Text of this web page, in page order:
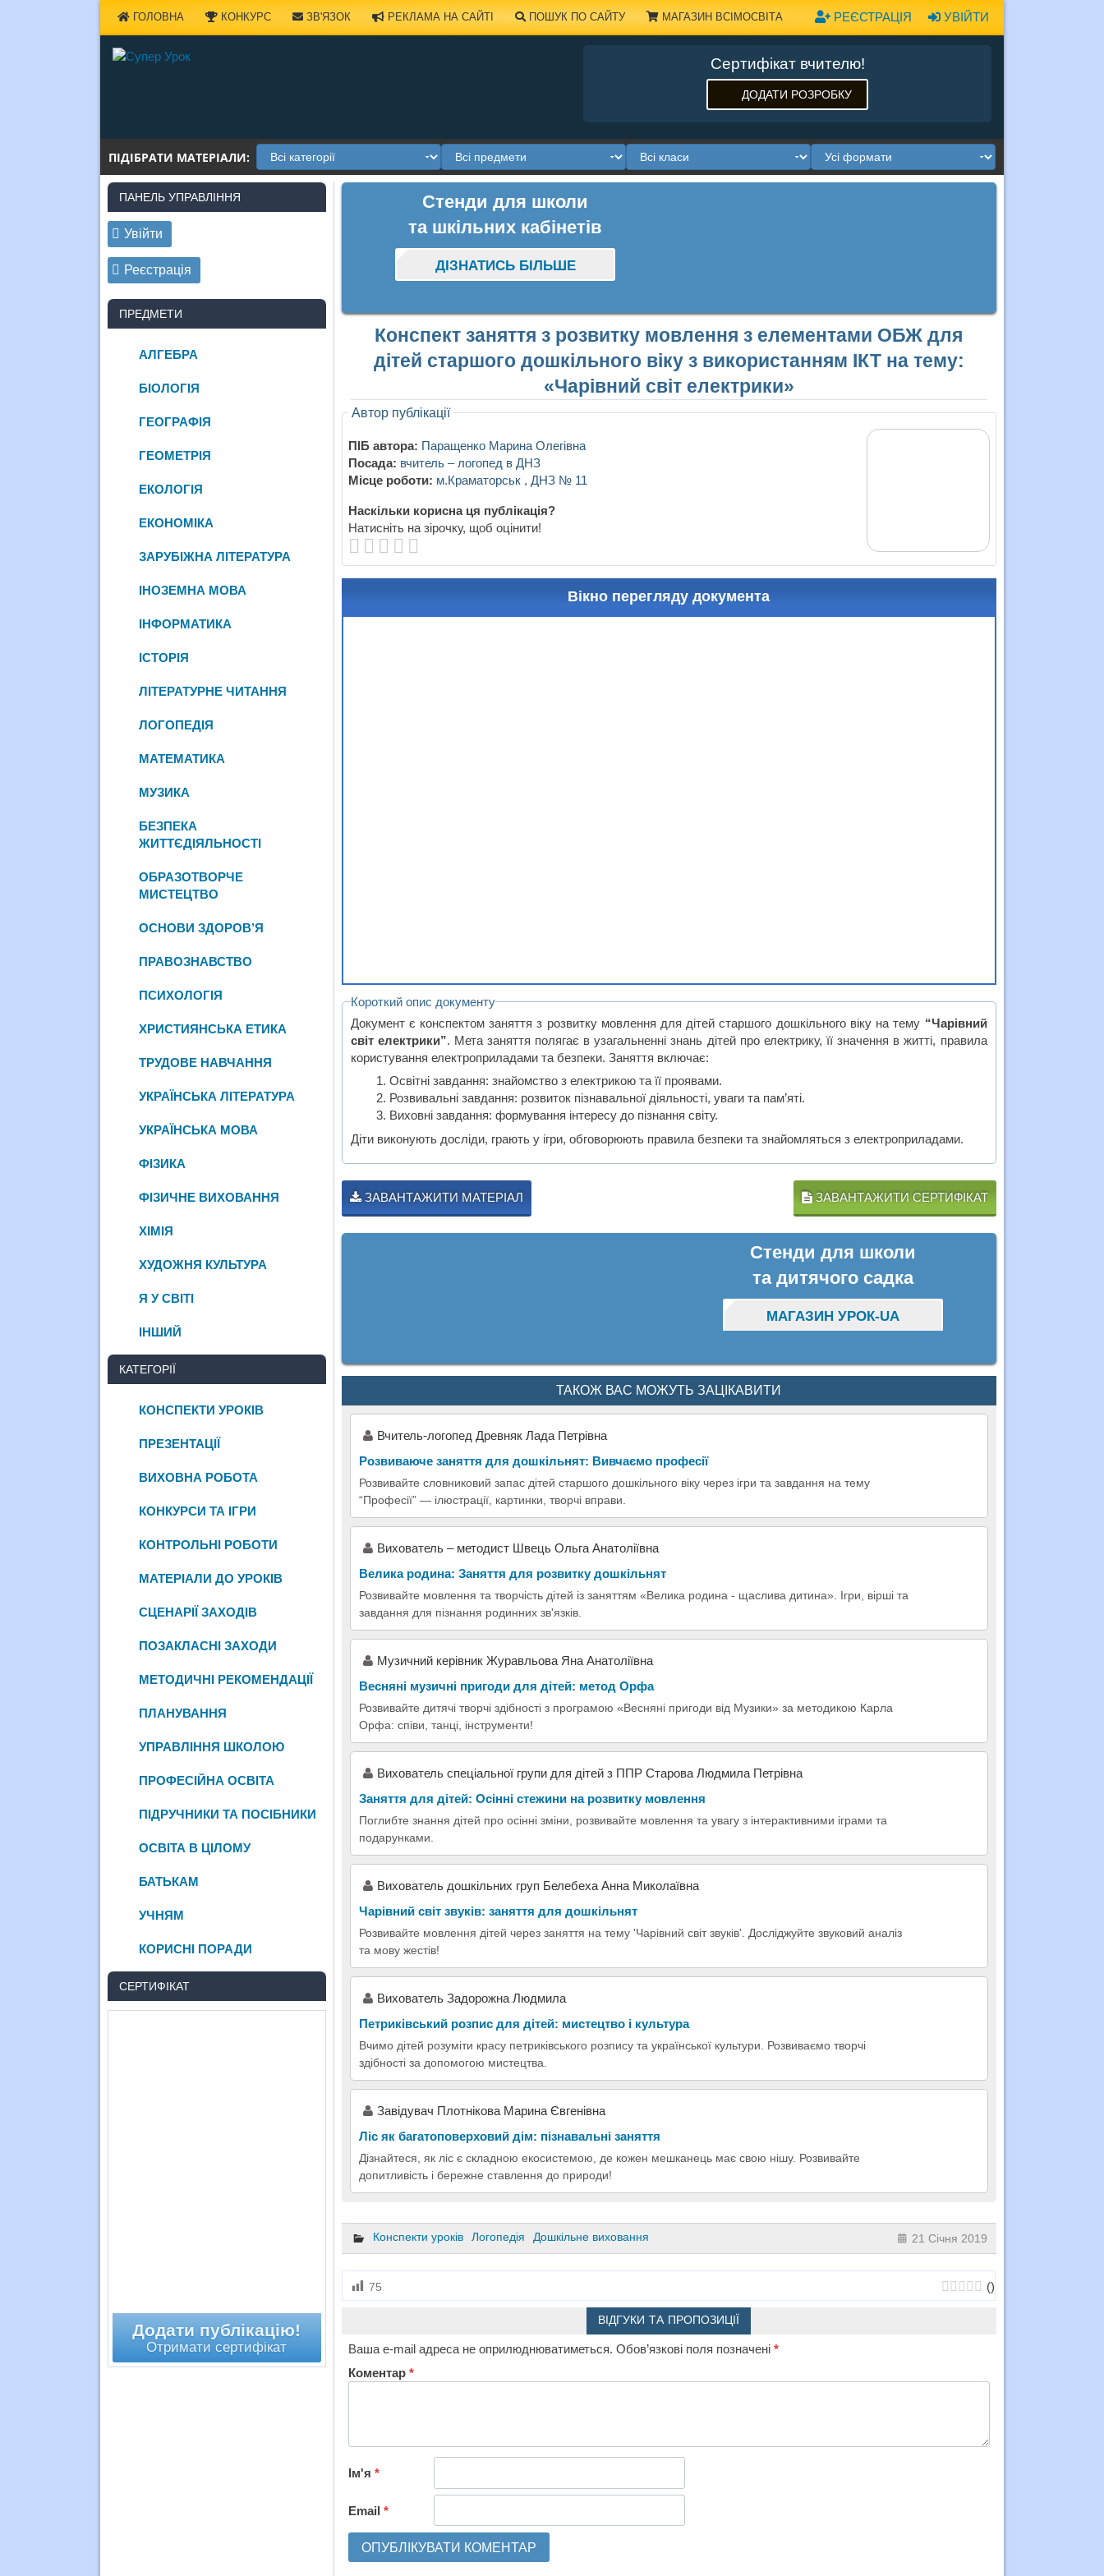
УВІЙТИ
РЕЄСТРАЦІЯ
ГОЛОВНА КОНКУРС ЗВ'ЯЗОК РЕКЛАМА НА САЙТІ ПОШУК ПО САЙТУ МАГАЗИН ВСІМОСВІТА
Сертифікат вчителю!
ДОДАТИ РОЗРОБКУ
ПІДІБРАТИ МАТЕРІАЛИ:
Стенди для школи
та шкільних кабінетів
ДІЗНАТИСЬ БІЛЬШЕ
Конспект заняття з розвитку мовлення з елементами ОБЖ для
дітей старшого дошкільного віку з використанням ІКТ на тему:
«Чарівний світ електрики»
Автор публікації
ПІБ автора: Паращенко Марина Олегівна
Посада: вчитель – логопед в ДНЗ
Місце роботи: м.Краматорськ , ДНЗ № 11
Наскільки корисна ця публікація?
Натисніть на зірочку, щоб оцінити!
Вікно перегляду документа
Короткий опис документу
Документ є конспектом заняття з розвитку мовлення для дітей старшого дошкільного віку на тему “Чарівний
світ електрики”. Мета заняття полягає в узагальненні знань дітей про електрику, її значення в житті, правила
користування електроприладами та безпеки. Заняття включає:
Освітні завдання: знайомство з електрикою та її проявами.
Розвивальні завдання: розвиток пізнавальної діяльності, уваги та пам’яті.
Виховні завдання: формування інтересу до пізнання світу.
Діти виконують досліди, грають у ігри, обговорюють правила безпеки та знайомляться з електроприладами.
ЗАВАНТАЖИТИ МАТЕРІАЛ ЗАВАНТАЖИТИ СЕРТИФІКАТ
Стенди для школи
та дитячого садка
МАГАЗИН УРОК-UA
ТАКОЖ ВАС МОЖУТЬ ЗАЦІКАВИТИ
Вчитель-логопед Древняк Лада Петрівна
Розвиваюче заняття для дошкільнят: Вивчаємо професії
Розвивайте словниковий запас дітей старшого дошкільного віку через ігри та завдання на тему
“Професії” — ілюстрації, картинки, творчі вправи.
Вихователь – методист Швець Ольга Анатоліївна
Велика родина: Заняття для розвитку дошкільнят
Розвивайте мовлення та творчість дітей із заняттям «Велика родина - щаслива дитина». Ігри, вірші та
завдання для пізнання родинних зв'язків.
Музичний керівник Журавльова Яна Анатоліївна
Весняні музичні пригоди для дітей: метод Орфа
Розвивайте дитячі творчі здібності з програмою «Весняні пригоди від Музики» за методикою Карла
Орфа: співи, танці, інструменти!
Вихователь спеціальної групи для дітей з ППР Старова Людмила Петрівна
Заняття для дітей: Осінні стежини на розвитку мовлення
Поглибте знання дітей про осінні зміни, розвивайте мовлення та увагу з інтерактивними іграми та
подарунками.
Вихователь дошкільних груп Белебеха Анна Миколаївна
Чарівний світ звуків: заняття для дошкільнят
Розвивайте мовлення дітей через заняття на тему 'Чарівний світ звуків'. Досліджуйте звуковий аналіз
та мову жестів!
Вихователь Задорожна Людмила
Петриківський розпис для дітей: мистецтво і культура
Вчимо дітей розуміти красу петриківського розпису та української культури. Розвиваємо творчі
здібності за допомогою мистецтва.
Завідувач Плотнікова Марина Євгенівна
Ліс як багатоповерховий дім: пізнавальні заняття
Дізнайтеся, як ліс є складною екосистемою, де кожен мешканець має свою нішу. Розвивайте
допитливість і бережне ставлення до природи!
Конспекти уроків Логопедія Дошкільне виховання 21 Січня 2019
75 ()
ВІДГУКИ ТА ПРОПОЗИЦІЇ
Ваша e-mail адреса не оприлюднюватиметься. Обов’язкові поля позначені *
Коментар *
Ім'я *
Email *
ПАНЕЛЬ УПРАВЛІННЯ
Увійти
Реєстрація
ПРЕДМЕТИ
АЛГЕБРА
БІОЛОГІЯ
ГЕОГРАФІЯ
ГЕОМЕТРІЯ
ЕКОЛОГІЯ
ЕКОНОМІКА
ЗАРУБІЖНА ЛІТЕРАТУРА
ІНОЗЕМНА МОВА
ІНФОРМАТИКА
ІСТОРІЯ
ЛІТЕРАТУРНЕ ЧИТАННЯ
ЛОГОПЕДІЯ
МАТЕМАТИКА
МУЗИКА
БЕЗПЕКА
ЖИТТЄДІЯЛЬНОСТІ
ОБРАЗОТВОРЧЕ
МИСТЕЦТВО
ОСНОВИ ЗДОРОВ’Я
ПРАВОЗНАВСТВО
ПСИХОЛОГІЯ
ХРИСТИЯНСЬКА ЕТИКА
ТРУДОВЕ НАВЧАННЯ
УКРАЇНСЬКА ЛІТЕРАТУРА
УКРАЇНСЬКА МОВА
ФІЗИКА
ФІЗИЧНЕ ВИХОВАННЯ
ХІМІЯ
ХУДОЖНЯ КУЛЬТУРА
Я У СВІТІ
ІНШИЙ
КАТЕГОРІЇ
КОНСПЕКТИ УРОКІВ
ПРЕЗЕНТАЦІЇ
ВИХОВНА РОБОТА
КОНКУРСИ ТА ІГРИ
КОНТРОЛЬНІ РОБОТИ
МАТЕРІАЛИ ДО УРОКІВ
СЦЕНАРІЇ ЗАХОДІВ
ПОЗАКЛАСНІ ЗАХОДИ
МЕТОДИЧНІ РЕКОМЕНДАЦІЇ
ПЛАНУВАННЯ
УПРАВЛІННЯ ШКОЛОЮ
ПРОФЕСІЙНА ОСВІТА
ПІДРУЧНИКИ ТА ПОСІБНИКИ
ОСВІТА В ЦІЛОМУ
БАТЬКАМ
УЧНЯМ
КОРИСНІ ПОРАДИ
СЕРТИФІКАТ
Додати публікацію!
Отримати сертифікат